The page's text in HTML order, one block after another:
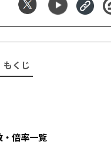
もくじ
倍率一覧